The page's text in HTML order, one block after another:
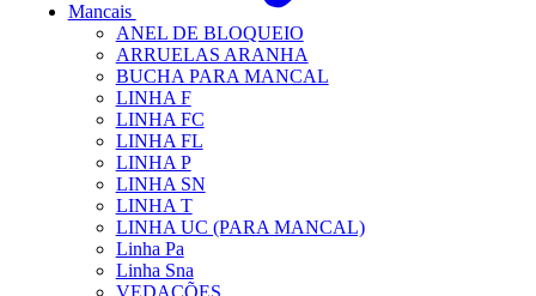
Mancais
ANEL DE BLOQUEIO
ARRUELAS ARANHA
BUCHA PARA MANCAL
LINHA F
LINHA FC
LINHA FL
LINHA P
LINHA SN
LINHA T
LINHA UC (PARA MANCAL)
Linha Pa
Linha Sna